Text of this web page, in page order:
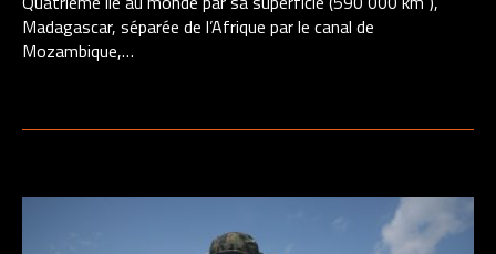
Madagascar, séparée de l’Afrique par le canal de
Mozambique,…